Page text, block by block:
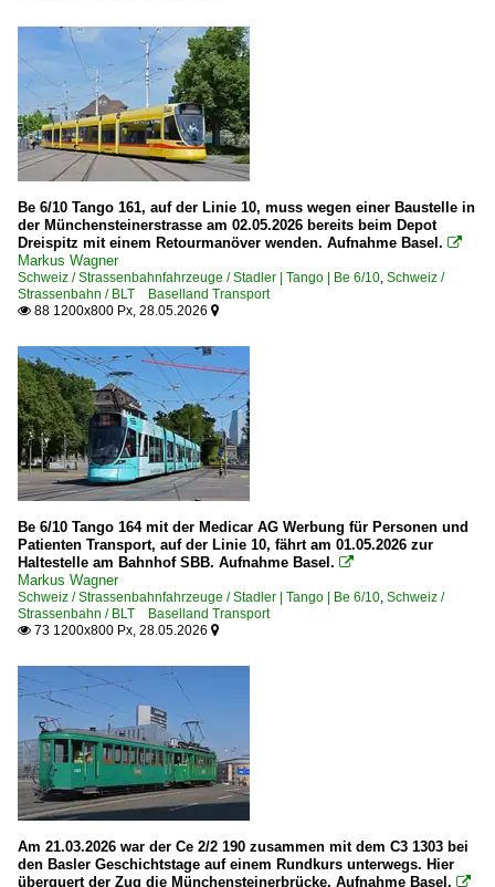
Be 6/10 Tango 161, auf der Linie 10, muss wegen einer Baustelle in
der Münchensteinerstrasse am 02.05.2026 bereits beim Depot
Dreispitz mit einem Retourmanöver wenden. Aufnahme Basel. 
Markus Wagner
Schweiz / Strassenbahnfahrzeuge / Stadler | Tango | Be 6/10 Schweiz /
Strassenbahn / BLT Baselland Transport
 88 1200x800 Px, 28.05.2026 
Be 6/10 Tango 164 mit der Medicar AG Werbung für Personen und
Patienten Transport, auf der Linie 10, fährt am 01.05.2026 zur
Haltestelle am Bahnhof SBB. Aufnahme Basel. 
Markus Wagner
Schweiz / Strassenbahnfahrzeuge / Stadler | Tango | Be 6/10 Schweiz /
Strassenbahn / BLT Baselland Transport
 73 1200x800 Px, 28.05.2026 
Am 21.03.2026 war der Ce 2/2 190 zusammen mit dem C3 1303 bei
den Basler Geschichtstage auf einem Rundkurs unterwegs. Hier
überquert der Zug die Münchensteinerbrücke. Aufnahme Basel. 